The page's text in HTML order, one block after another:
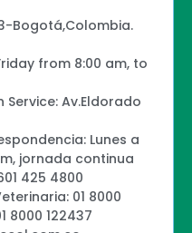
Bogotá,Colombia.
from 8:00 am, to
Av.Eldorado
Lunes a
jornada continua
425 4800
01 8000
8000 122437